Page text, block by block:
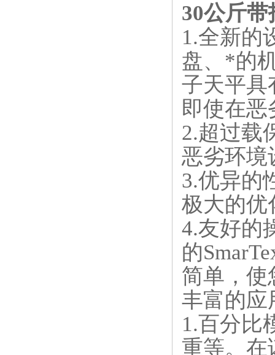
30公斤
1.全新的
盘、*的
子天平具
即使在恶
2.超过载
恶劣环境
3.优异的
极大的优
4.友好的
的
简单，使
丰富的应
1.百分比
重等。在